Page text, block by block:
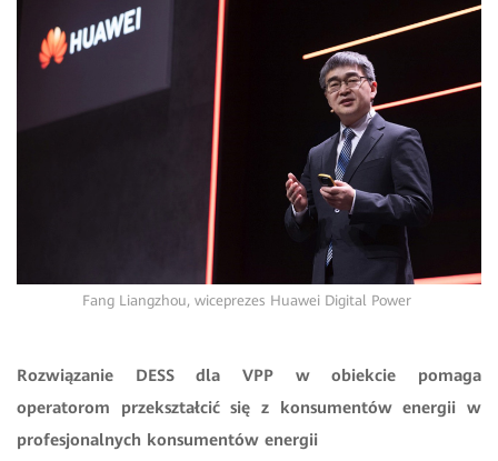
Fang Liangzhou, wiceprezes Huawei Digital Power
Rozwiązanie DESS dla VPP w obiekcie pomaga
operatorom przekształcić się z konsumentów energii w
profesjonalnych konsumentów energii